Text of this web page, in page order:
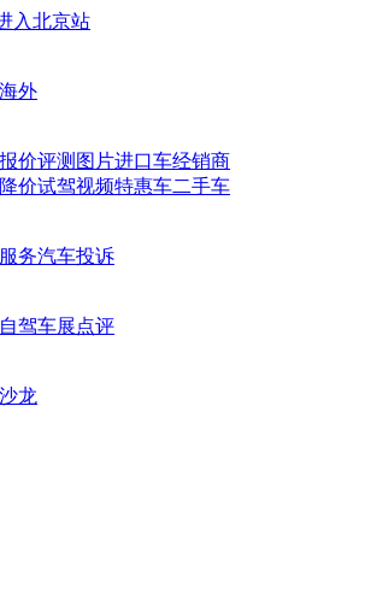
入北京站
海外
报价评测 图片进口车经销商
降价试驾视频特惠车二手车
服务汽车投诉
自驾车展点评
龙